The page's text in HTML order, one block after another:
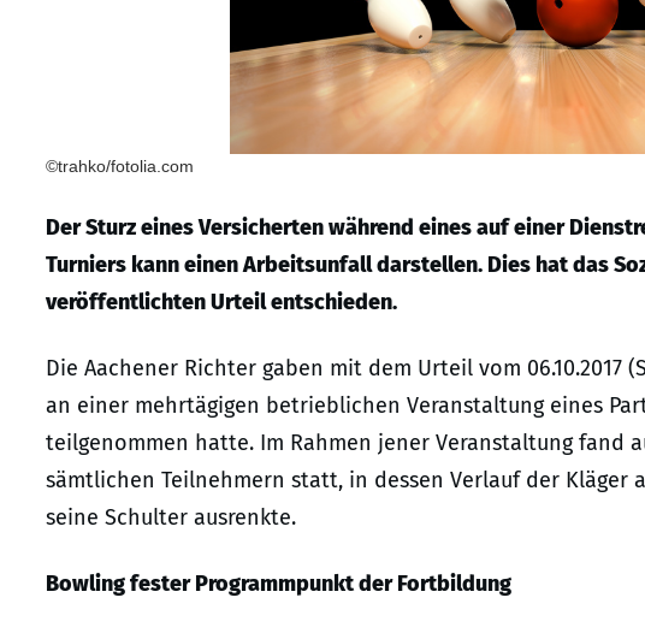
©trahko/fotolia.com
Der Sturz eines Versicherten während eines auf einer
Turniers kann einen Arbeitsunfall darstellen. Dies hat das
veröffentlichten Urteil entschieden.
Die Aachener Richter gaben mit dem Urteil vom 06.10.2017
an einer mehrtägigen betrieblichen Veranstaltung eines
teilgenommen hatte. Im Rahmen jener Veranstaltung fand
sämtlichen Teilnehmern statt, in dessen Verlauf der Kläger
seine Schulter ausrenkte.
Bowling fester Programmpunkt der Fortbildung